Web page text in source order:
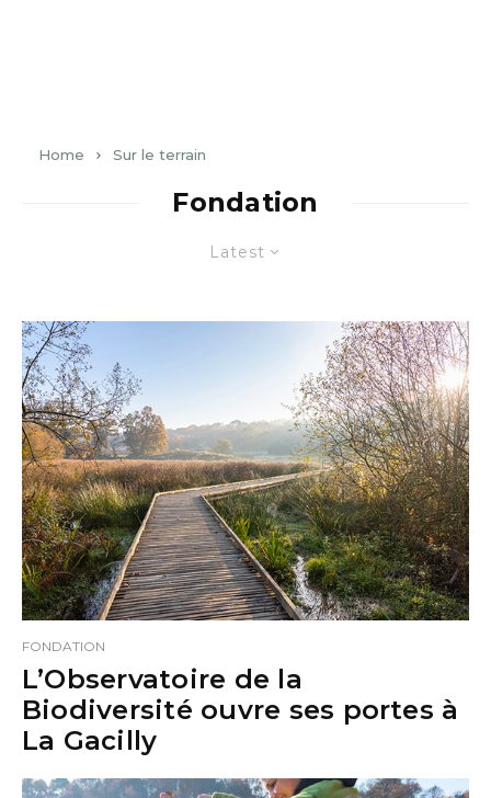
Home Sur le terrain
Latest
Fondation
FONDATION
L’Observatoire de la
Biodiversité ouvre ses portes à
La Gacilly